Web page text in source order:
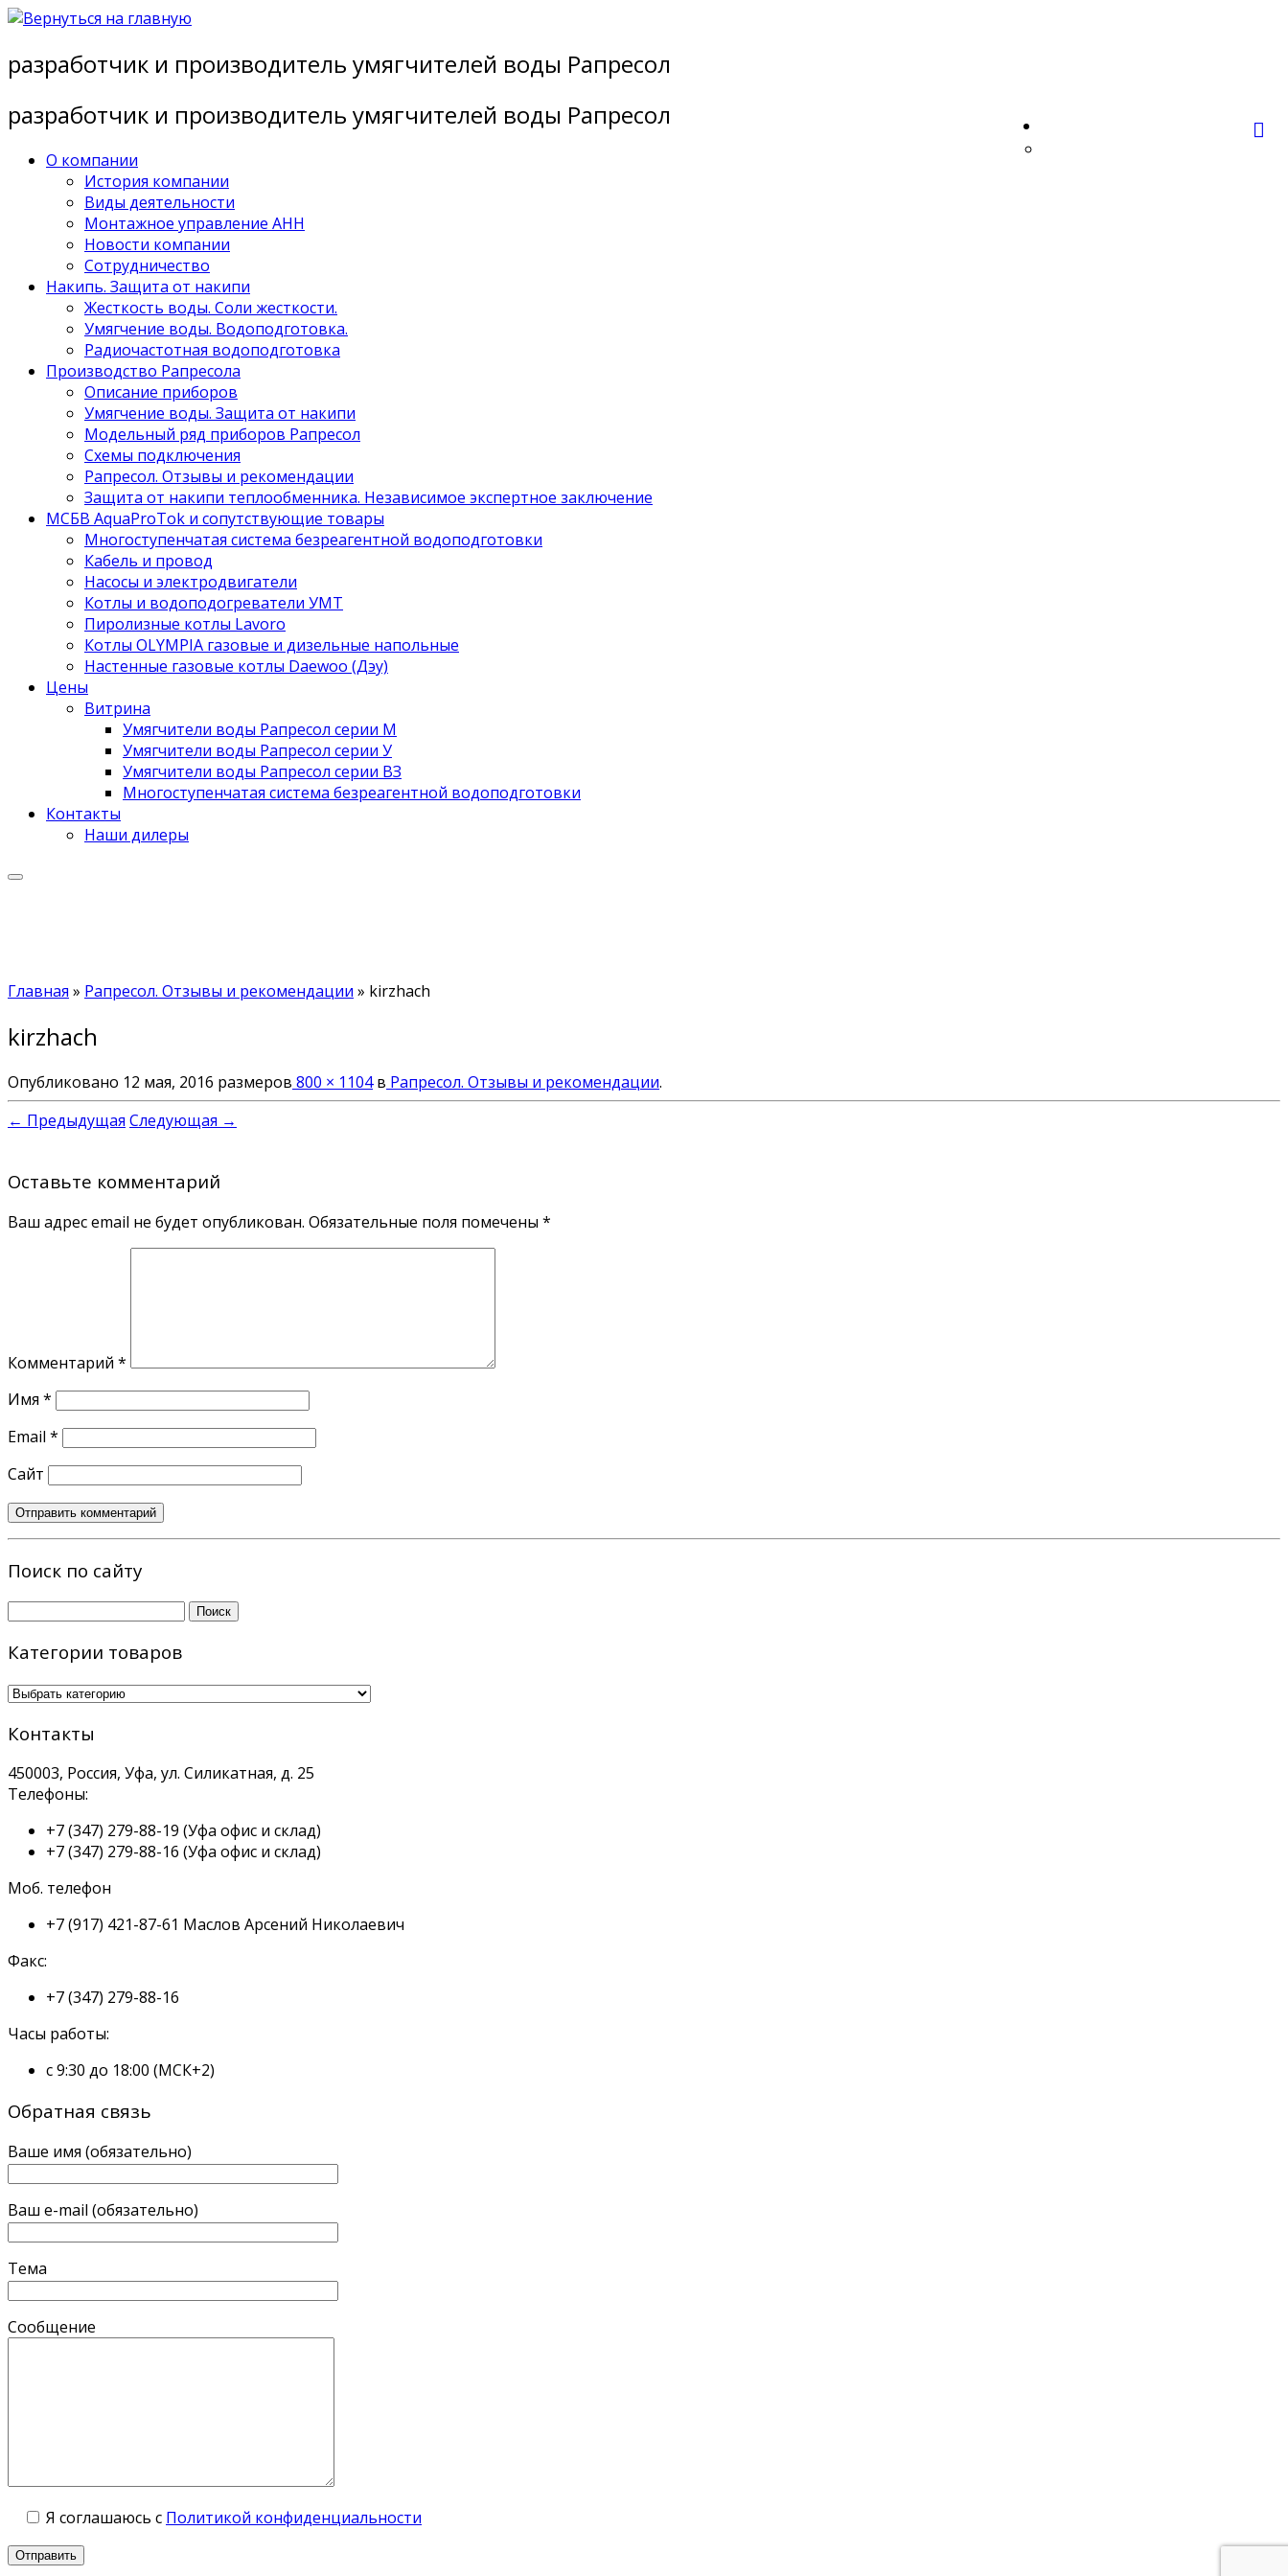
Перейти
содержимому
разработчик и производитель умягчителей воды Рапресол
разработчик и производитель умягчителей воды Рапресол
О компании
История компании
Виды деятельности
Монтажное управление АНН
Новости компании
Сотрудничество
Накипь. Защита от накипи
Жесткость воды. Соли жесткости.
Умягчение воды. Водоподготовка.
Радиочастотная водоподготовка
Производство Рапресола
Описание приборов
Умягчение воды. Защита от накипи
Модельный ряд приборов Рапресол
Схемы подключения
Рапресол. Отзывы и рекомендации
Защита от накипи теплообменника. Независимое экспертное заключение
МСБВ AquaProTok и сопутствующие товары
Многоступенчатая система безреагентной водоподготовки
Кабель и провод
Насосы и электродвигатели
Котлы и водоподогреватели УМТ
Пиролизные котлы Lavoro
Котлы OLYMPIA газовые и дизельные напольные
Настенные газовые котлы Daewoo (Дэу)
Цены
Витрина
Умягчители воды Рапресол серии М
Умягчители воды Рапресол серии У
Умягчители воды Рапресол серии ВЗ
Многоступенчатая система безреагентной водоподготовки
Контакты
Наши дилеры
Главная » Рапресол. Отзывы и рекомендации » kirzhach
kirzhach
Опубликовано 12 мая, 2016 размеров 800 × 1104в Рапресол. Отзывы и рекомендации.
← Предыдущая Следующая →
Оставьте комментарий
Ваш адрес email не будет опубликован. Обязательные поля помечены *
Комментарий *
Имя *
Email *
Сайт
Поиск по сайту
Найти:
Категории товаров
Контакты
450003, Россия, Уфа, ул. Силикатная, д. 25
Телефоны:
+7 (347) 279-88-19 (Уфа офис и склад)
+7 (347) 279-88-16 (Уфа офис и склад)
Моб. телефон
+7 (917) 421-87-61 Маслов Арсений Николаевич
Факс:
+7 (347) 279-88-16
Часы работы:
с 9:30 до 18:00 (МСК+2)
Обратная связь
Ваше имя (обязательно)
Ваш e-mail (обязательно)
Тема
Сообщение
Я соглашаюсь с Политикой конфиденциальности